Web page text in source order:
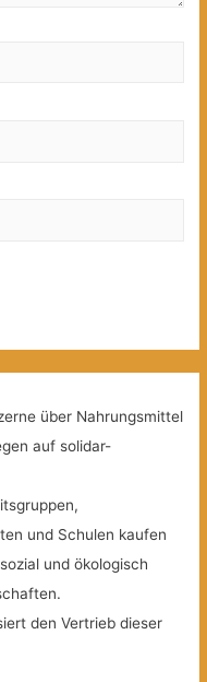
über Nahrungsmittel
auf solidar-
und Schulen kaufen
und ökologisch
den Vertrieb dieser